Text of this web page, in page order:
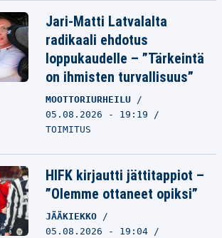
Jari-Matti Latvalalta
radikaali ehdotus
loppukaudelle – ”Tärkeintä
on ihmisten turvallisuus”
MOOTTORIURHEILU
05.08.2026 - 19:19
TOIMITUS
HIFK kirjautti jättitappiot –
”Olemme ottaneet opiksi”
JÄÄKIEKKO
05.08.2026 - 19:04